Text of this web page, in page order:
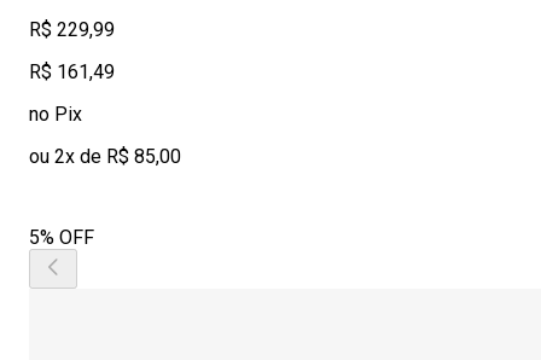
R$ 229,99
R$ 161,49
no Pix
ou 2x de R$ 85,00
5% OFF